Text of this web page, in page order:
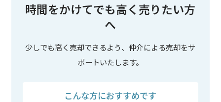
時間をかけてでも高く売りたい方
へ
少しでも高く売却できるよう、仲介による売却をサ
ポートいたします。
こんな方におすすめです